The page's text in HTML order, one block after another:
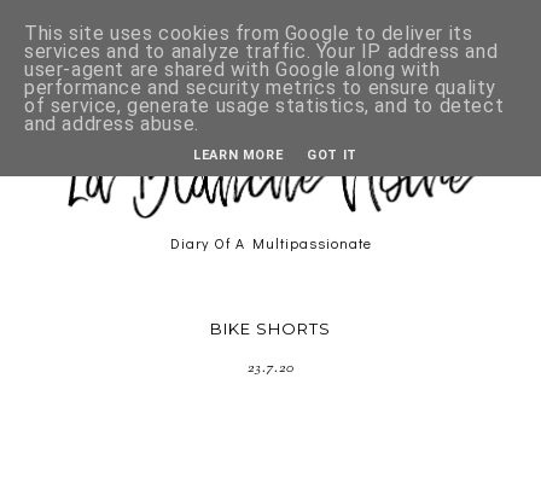
Diary Of A Multipassionate
BIKE SHORTS
23.7.20
This site uses cookies from Google to deliver its
services and to analyze traffic. Your IP address and
user-agent are shared with Google along with
performance and security metrics to ensure quality
of service, generate usage statistics, and to detect
and address abuse.
LEARN MORE GOT IT